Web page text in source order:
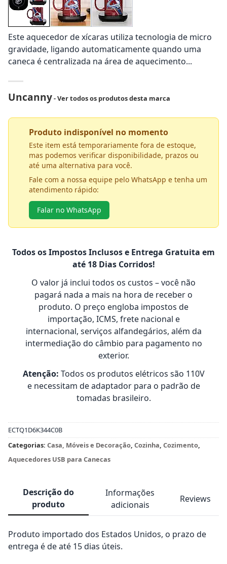
Este aquecedor de xícaras utiliza tecnologia de micro
gravidade, ligando automaticamente quando uma
caneca é centralizada na área de aquecimento...
Uncanny- Ver todos os produtos desta marca
Produto indisponível no momento
Este item está temporariamente fora de estoque,
mas podemos verificar disponibilidade, prazos ou
até uma alternativa para você.
Fale com a nossa equipe pelo WhatsApp e tenha um
atendimento rápido:
Falar no WhatsApp
Todos os Impostos Inclusos e Entrega Gratuita em
até 18 Dias Corridos!
O valor já inclui todos os custos – você não
pagará nada a mais na hora de receber o
produto. O preço engloba impostos de
importação, ICMS, frete nacional e
internacional, serviços alfandegários, além da
intermediação do câmbio para pagamento no
exterior.
Atenção: Todos os produtos elétricos são 110V
e necessitam de adaptador para o padrão de
tomadas brasileiro.
ECTQ1D6K344C0B
Categorias: Casa, Móveis e Decoração, Cozinha, Cozimento,
Aquecedores USB para Canecas
Descrição do
produto
Informações
adicionais
Reviews
Produto importado dos Estados Unidos, o prazo de
entrega é de até 15 dias úteis.